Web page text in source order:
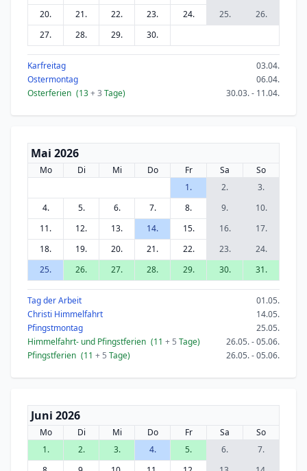
20.
21. 22. 23. 24. 25.
26.
27.
28. 29. 30.
Karfreitag
03.04.
Ostermontag
06.04.
Osterferien (13+ 3 Tage) 30.03. - 11.04.
Mai 2026
Mo Di Mi Do Fr Sa
So
1.
2.
3.
4.
5. 6. 7. 8. 9.
10.
11.
12. 13. 14. 15. 16.
17.
18.
19. 20. 21. 22. 23.
24.
25.
26. 27. 28. 29. 30. 31.
Tag der Arbeit
01.05.
Christi Himmelfahrt
14.05.
Pfingstmontag
25.05.
Himmelfahrt- und Pfingstferien (11 + 5 Tage)
26.05. - 05.06.
Pfingstferien (11 + 5 Tage) 26.05. - 05.06.
Juni 2026
Mo Di Mi Do Fr Sa
So
1.
2. 3. 4. 5. 6.
7.